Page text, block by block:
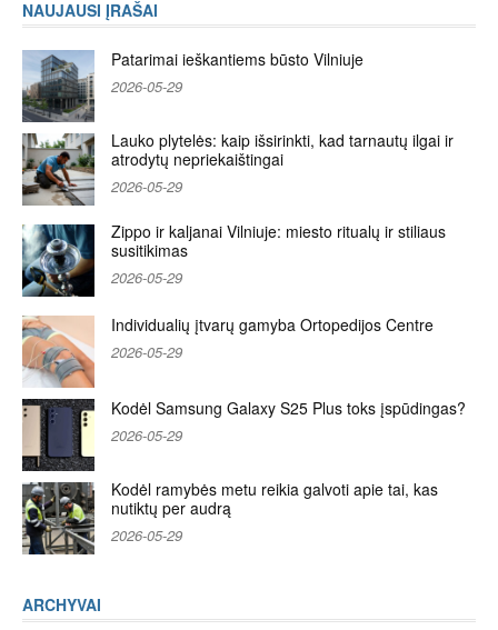
NAUJAUSI ĮRAŠAI
Patarimai ieškantiems būsto Vilniuje
2026-05-29
Lauko plytelės: kaip išsirinkti, kad tarnautų ilgai ir
atrodytų nepriekaištingai
2026-05-29
Zippo ir kaljanai Vilniuje: miesto ritualų ir stiliaus
susitikimas
2026-05-29
Individualių įtvarų gamyba Ortopedijos Centre
2026-05-29
Kodėl Samsung Galaxy S25 Plus toks įspūdingas?
2026-05-29
Kodėl ramybės metu reikia galvoti apie tai, kas
nutiktų per audrą
2026-05-29
ARCHYVAI